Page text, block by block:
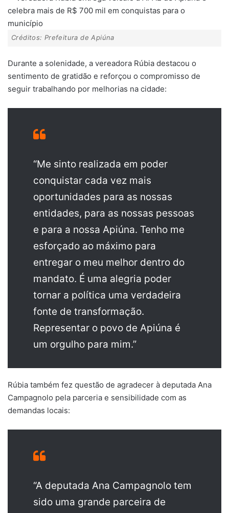
Créditos: Prefeitura de Apiúna
Durante a solenidade, a vereadora Rúbia destacou o
sentimento de gratidão e reforçou o compromisso de
seguir trabalhando por melhorias na cidade:
“Me sinto realizada em poder
conquistar cada vez mais
oportunidades para as nossas
entidades, para as nossas pessoas
e para a nossa Apiúna. Tenho me
esforçado ao máximo para
entregar o meu melhor dentro do
mandato. É uma alegria poder
tornar a política uma verdadeira
fonte de transformação.
Representar o povo de Apiúna é
um orgulho para mim.”
Rúbia também fez questão de agradecer à deputada Ana
Campagnolo pela parceria e sensibilidade com as
demandas locais:
“A deputada Ana Campagnolo tem
sido uma grande parceira de